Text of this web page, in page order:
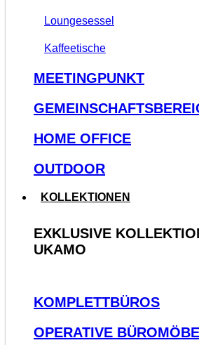
Loungesessel
Kaffeetische
MEETINGPUNKT
HOME OFFICE
OUTDOOR
KOLLEKTIONEN
EXKLUSIVE
UKAMO
KOMPLETTBÜROS
OPERATIVE